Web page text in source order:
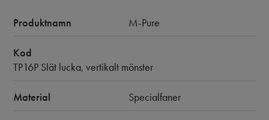
Produktnamn M-Pure
Kod
TP16P Slät lucka, vertikalt mönster
Material Specialfaner